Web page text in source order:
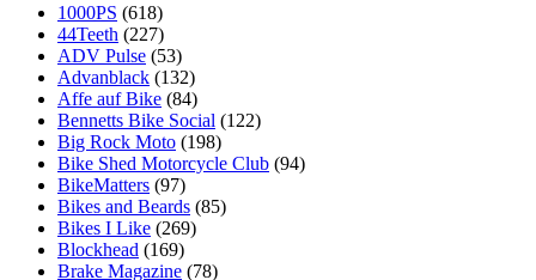
1000PS (618)
44Teeth (227)
ADV Pulse (53)
Advanblack (132)
Affe auf Bike (84)
Bennetts Bike Social (122)
Big Rock Moto (198)
Bike Shed Motorcycle Club (94)
BikeMatters (97)
Bikes and Beards (85)
Bikes I Like (269)
Blockhead (169)
Brake Magazine (78)